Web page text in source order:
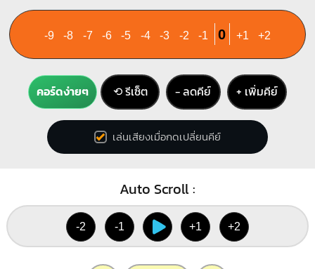
-9 -8 -7 -6 -5 -4 -3 -2 -1 0 +1 +2
คอร์ดง่ายๆ ⟲ รีเซ็ต − ลดคีย์ + เพิ่มคีย์
เล่นเสียงเมื่อกดเปลี่ยนคีย์
Auto Scroll :
-2 -1 +1 +2